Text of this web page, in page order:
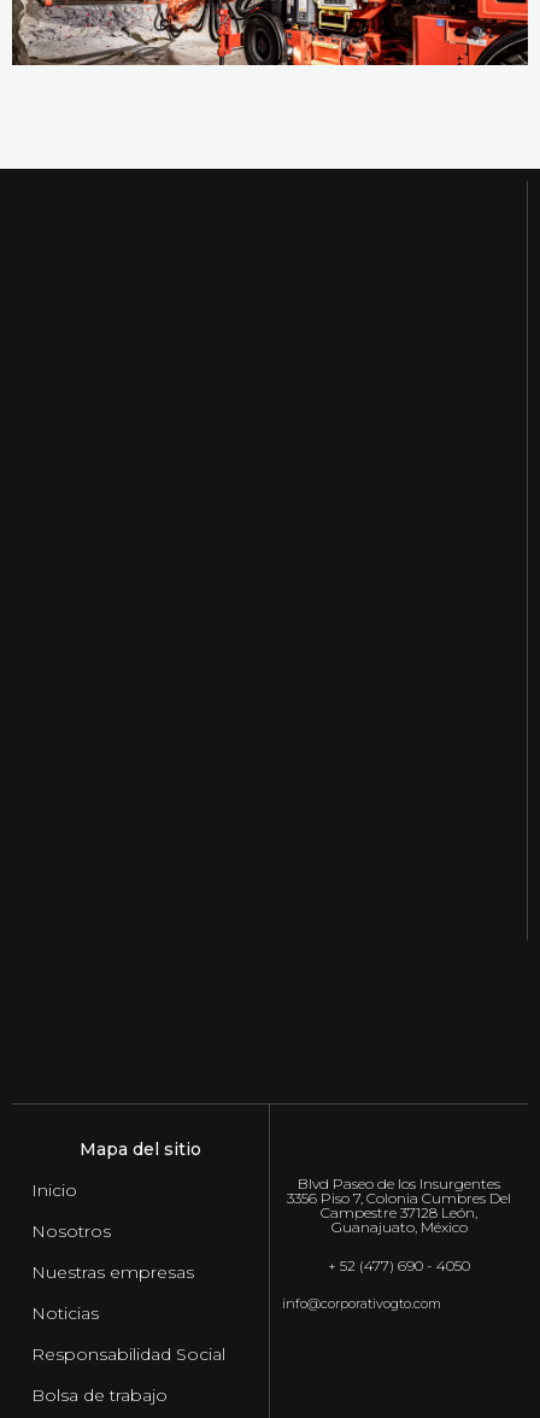
Mapa del sitio
Inicio
Nosotros
Nuestras empresas
Noticias
Responsabilidad Social
Bolsa de trabajo
Blvd Paseo de los Insurgentes
3356 Piso 7, Colonia Cumbres Del
Campestre 37128 León,
Guanajuato, México
+ 52 (477) 690 - 4050
info@corporativogto.com